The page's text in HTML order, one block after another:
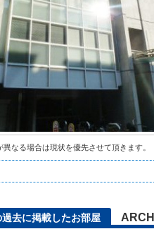
なる場合は現状を優先させて頂きます。
去に掲載したお部屋